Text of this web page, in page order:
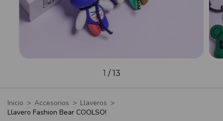
1 /13
Inicio > Accesorios > Llaveros >
Llavero Fashion Bear COOLSO!